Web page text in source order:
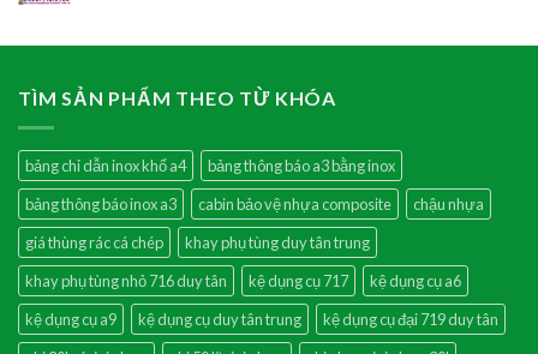
TÌM SẢN PHẨM THEO TỪ KHÓA
bảng chỉ dẫn inox khổ a4
bảng thông báo a3 bằng inox
bảng thông báo inox a3
cabin bảo vệ nhựa composite
chậu nhựa
giá thùng rác cá chép
khay phụ tùng duy tân trung
khay phụ tùng nhỏ 716 duy tân
kệ dụng cụ 717
kệ dụng cụ a6
kệ dụng cụ a9
kệ dụng cụ duy tân trung
kệ dụng cụ đại 719 duy tân